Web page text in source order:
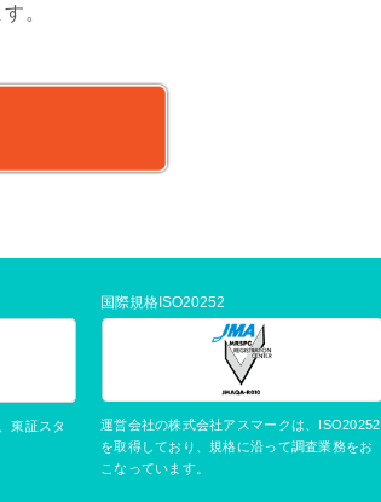
。
東証スタ
国際規格ISO20252
運営会社の株式会社アスマークは、ISO20252
を取得しており、規格に沿って調査業務をお
こなっています。